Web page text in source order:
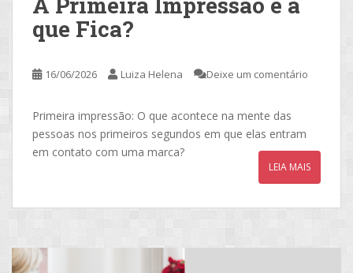
que Fica?
16/06/2026 Luiza Helena Deixe um comentário
Primeira impressão: O que acontece na mente das
pessoas nos primeiros segundos em que elas entram
em contato com uma marca?
LEIA MAIS